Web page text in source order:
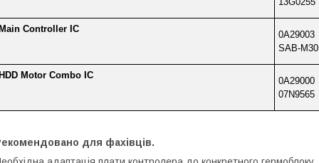
Controller IC
0A29003
SAB-
Motor Combo IC
0A29000
07N9565
для фахівців.